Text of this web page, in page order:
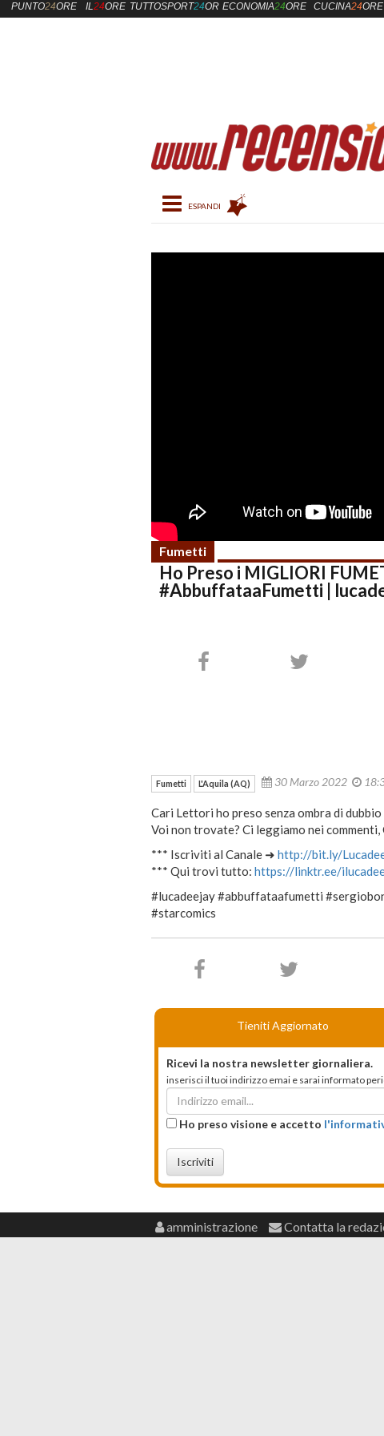
Toggle navigation
Fumetti
Ho Preso i MIGLIORI
#AbbuffataaFumetti |
Fumetti L'Aquila (AQ) 30 Marzo 2022
Cari Lettori ho preso senza ombra di
Voi non trovate? Ci leggiamo nei
*** Iscriviti al Canale ➜ http://bit.ly/
*** Qui trovi tutto: https://linktr.ee/
#lucadeejay #abbuffataafumetti
#starcomics
Tieniti Aggiornato
Ricevi la nostra newsletter giornaliera.
inserisci il tuoi indirizzo emai e sarai informato
Ho preso visione e accetto
Iscriviti
PUNTO24ORE IL24ORE TUTTOSPORT24OREECONOMIA24ORE CUCINA24ORE
amministrazione Contatta la